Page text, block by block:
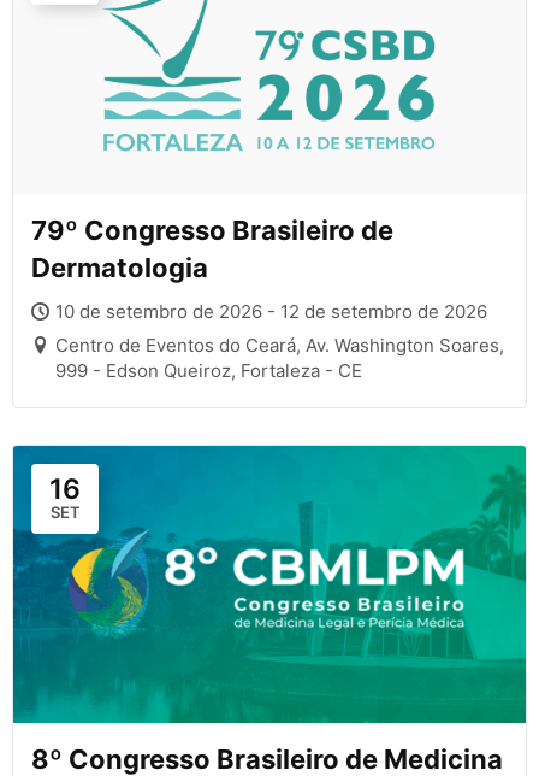
79º Congresso Brasileiro de
Dermatologia
10 de setembro de 2026 - 12 de setembro de 2026
Centro de Eventos do Ceará, Av. Washington Soares,
999 - Edson Queiroz, Fortaleza - CE
16
SET
8º Congresso Brasileiro de Medicina